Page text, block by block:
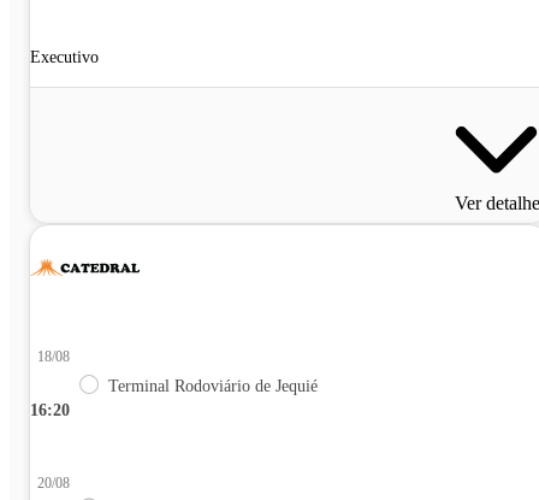
Executivo
Ver
16:20
18/08
Terminal Rodoviário de Jequié
20/08